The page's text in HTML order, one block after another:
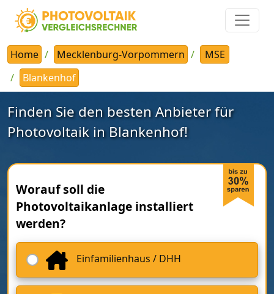
Home Mecklenburg-Vorpommern
MSE
Blankenhof
Finden Sie den besten Anbieter für
Photovoltaik in Blankenhof!
Worauf soll die
Photovoltaikanlage installiert
werden?
Einfamilienhaus / DHH